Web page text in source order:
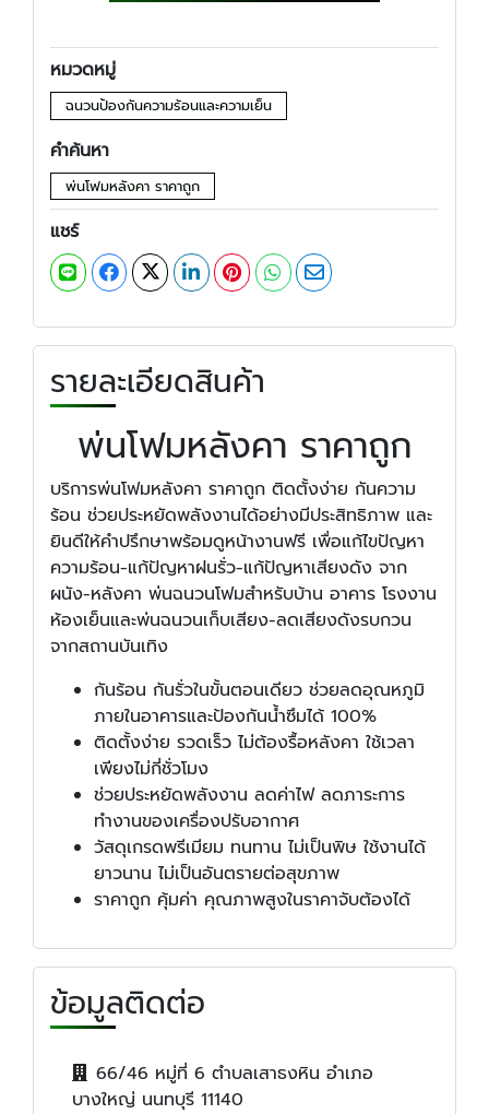
หมวดหมู่
ฉนวนป้องกันความร้อนและความเย็น
คำค้นหา
พ่นโฟมหลังคา ราคาถูก
แชร์
รายละเอียดสินค้า
พ่นโฟมหลังคา ราคาถูก
บริการพ่นโฟมหลังคา ราคาถูก ติดตั้งง่าย กันความ
ร้อน ช่วยประหยัดพลังงานได้อย่างมีประสิทธิภาพ และ
ยินดีให้คำปรึกษาพร้อมดูหน้างานฟรี เพื่อแก้ไขปัญหา
ความร้อน-แก้ปัญหาฝนรั่ว-แก้ปัญหาเสียงดัง จาก
ผนัง-หลังคา พ่นฉนวนโฟมสำหรับบ้าน อาคาร โรงงาน
ห้องเย็นและพ่นฉนวนเก็บเสียง-ลดเสียงดังรบกวน
จากสถานบันเทิง
กันร้อน กันรั่วในขั้นตอนเดียว ช่วยลดอุณหภูมิ
ภายในอาคารและป้องกันน้ำซึมได้ 100%
ติดตั้งง่าย รวดเร็ว ไม่ต้องรื้อหลังคา ใช้เวลา
เพียงไม่กี่ชั่วโมง
ช่วยประหยัดพลังงาน ลดค่าไฟ ลดภาระการ
ทำงานของเครื่องปรับอากาศ
วัสดุเกรดพรีเมียม ทนทาน ไม่เป็นพิษ ใช้งานได้
ยาวนาน ไม่เป็นอันตรายต่อสุขภาพ
ราคาถูก คุ้มค่า คุณภาพสูงในราคาจับต้องได้
ข้อมูลติดต่อ
66/46 หมู่ที่ 6 ตำบลเสาธงหิน อำเภอ
บางใหญ่ นนทบุรี 11140